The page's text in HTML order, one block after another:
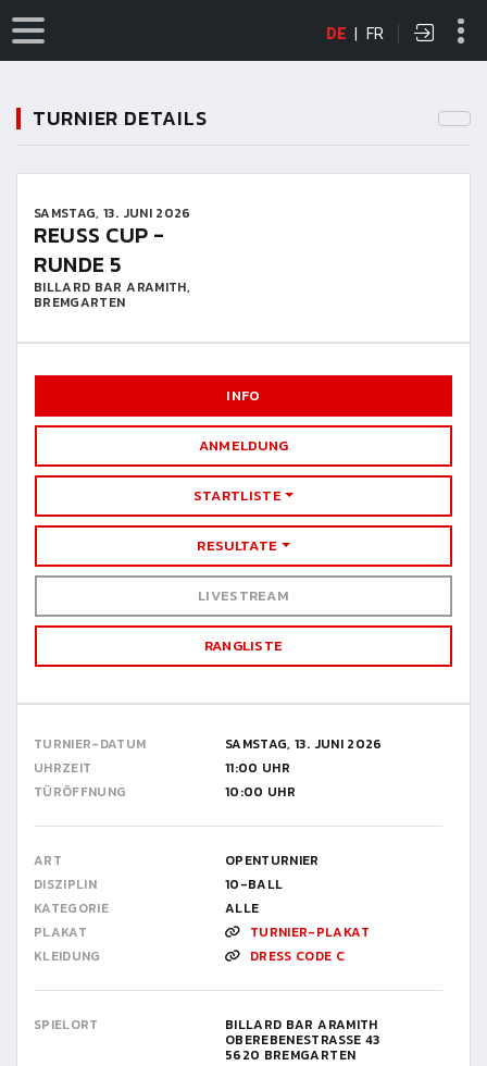
DE | FR
TURNIER DETAILS
SAMSTAG, 13. JUNI 2026
REUSS CUP -
RUNDE 5
BILLARD BAR ARAMITH,
BREMGARTEN
INFO
ANMELDUNG
STARTLISTE
RESULTATE
LIVESTREAM
RANGLISTE
TURNIER-DATUM
SAMSTAG, 13. JUNI 2026
UHRZEIT
11:00 UHR
TÜRÖFFNUNG
10:00 UHR
ART
OPENTURNIER
DISZIPLIN
10-BALL
KATEGORIE
ALLE
PLAKAT
TURNIER-PLAKAT
KLEIDUNG
DRESS CODE C
SPIELORT BILLARD BAR ARAMITH
OBEREBENESTRASSE 43
5620 BREMGARTEN